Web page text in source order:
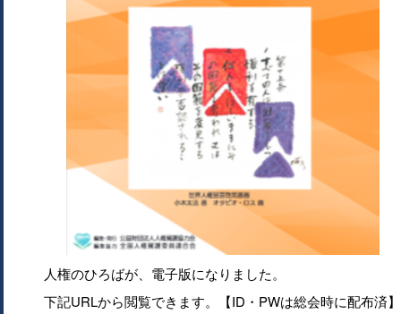
人権のひろばが、電子版になりました。
下記URLから閲覧できます。【ID・PWは総会時に配布済】